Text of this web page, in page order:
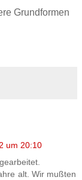
Grundformen
um 20:10
alt. Wir mußten